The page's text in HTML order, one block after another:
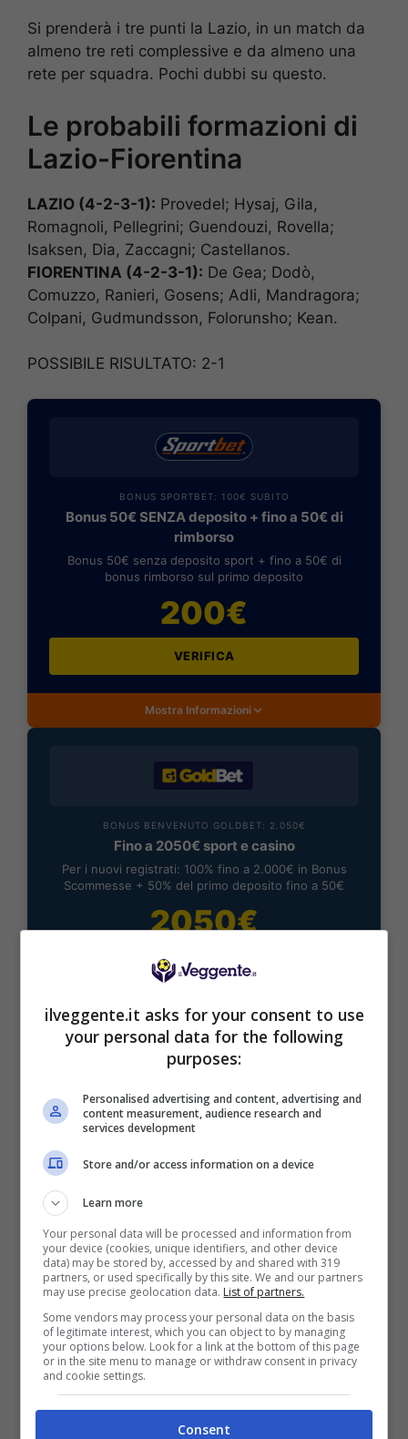
Si prenderà i tre punti la Lazio, in un match da
almeno tre reti complessive e da almeno una
rete per squadra. Pochi dubbi su questo.
Le probabili formazioni di
Lazio-Fiorentina
LAZIO (4-2-3-1): Provedel; Hysaj, Gila,
Romagnoli, Pellegrini; Guendouzi, Rovella;
Isaksen, Dia, Zaccagni; Castellanos.
FIORENTINA (4-2-3-1): De Gea; Dodò,
Comuzzo, Ranieri, Gosens; Adli, Mandragora;
Colpani, Gudmundsson, Folorunsho; Kean.
POSSIBILE RISULTATO: 2-1
BONUS SPORTBET: 100€ SUBITO
Bonus 50€ SENZA deposito + fino a 50€ di
rimborso
Bonus 50€ senza deposito sport + fino a 50€ di
bonus rimborso sul primo deposito
200€
VERIFICA
Mostra Informazioni
BONUS BENVENUTO GOLDBET: 2.050€
Fino a 2050€ sport e casino
Per i nuovi registrati: 100% fino a 2.000€ in Bonus
Scommesse + 50% del primo deposito fino a 50€
2050€
VERIFICA
Mostra Informazioni
BONUS BENVENUTO LOTTOMATICA: 2050€
Per i nuovi utenti della piattaforma: 100% fino a 50€ in
Bonus Scommesse + 100% fino a 2000€ in Bonus
2050€
VERIFICA
Mostra Informazioni
SNAI
ilveggente.it asks for your consent to use
your personal data for the following
purposes:
Personalised advertising and content, advertising and
content measurement, audience research and
services development
Store and/or access information on a device
Learn more
Your personal data will be processed and information from
your device (cookies, unique identifiers, and other device
data) may be stored by, accessed by and shared with 319
partners, or used specifically by this site. We and our partners
may use precise geolocation data. List of partners.
Some vendors may process your personal data on the basis
of legitimate interest, which you can object to by managing
your options below. Look for a link at the bottom of this page
or in the site menu to manage or withdraw consent in privacy
and cookie settings.
Consent